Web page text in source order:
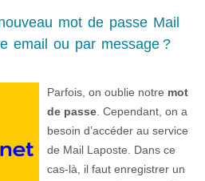
mot de passe Mail
email ou par message ?
Parfois, on oublie notre mot
de passe . Cependant, on a
besoin d’accéder au service
de Mail Laposte. Dans ce
cas-là, il faut enregistrer un